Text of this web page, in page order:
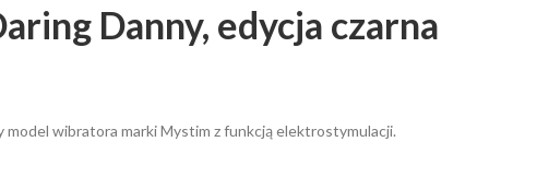
Danny, edycja czarna
model wibratora marki Mystim z funkcją elektrostymulacji.